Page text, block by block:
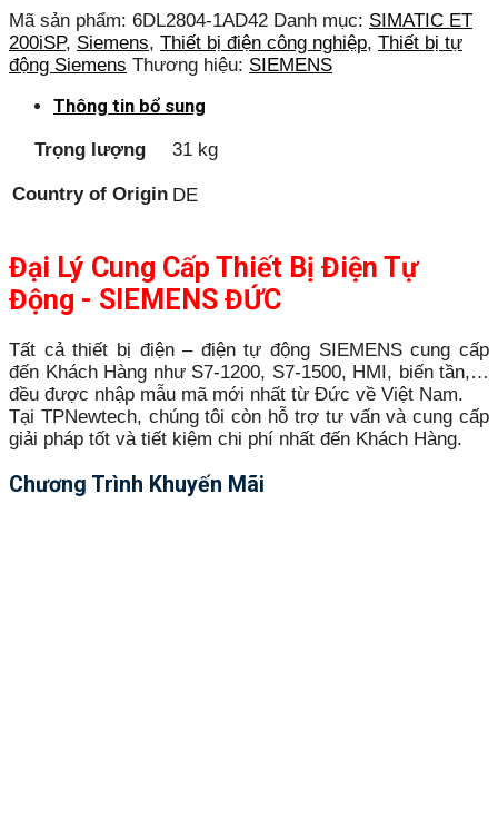
Mã sản phẩm: 6DL2804-1AD42 Danh mục: SIMATIC ET
200iSP, Siemens, Thiết bị điện công nghiệp, Thiết bị tự
động Siemens Thương hiệu: SIEMENS
Thông tin bổ sung
Trọng lượng 31 kg
Country of Origin DE
Đại Lý Cung Cấp Thiết Bị Điện Tự
Động - SIEMENS ĐỨC
Tất cả thiết bị điện – điện tự động SIEMENS cung cấp
đến Khách Hàng như S7-1200, S7-1500, HMI, biến tần,…
đều được nhập mẫu mã mới nhất từ Đức về Việt Nam.
Tại TPNewtech, chúng tôi còn hỗ trợ tư vấn và cung cấp
giải pháp tốt và tiết kiệm chi phí nhất đến Khách Hàng.
Chương Trình Khuyến Mãi